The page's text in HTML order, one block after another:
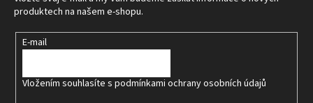
produktech na našem e-shopu.
E-mail
Vložením souhlasíte s podmínkami ochrany osobních údajů